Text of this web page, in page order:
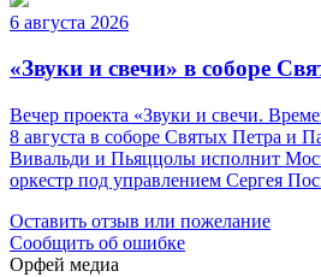
6 августа 2026
«Звуки и свечи» в соборе
Вечер проекта «Звуки и свечи.
8 августа в соборе Святых Петра и
Вивальди и Пьяццолы исполнит
оркестр под управлением Сергея
Оставить отзыв или пожелание
Сообщить об ошибке
Орфей медиа